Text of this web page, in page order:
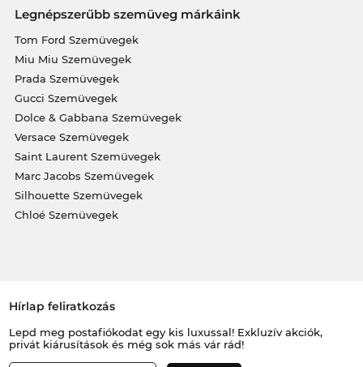
Legnépszerűbb szemüveg márkáink
Tom Ford Szemüvegek
Miu Miu Szemüvegek
Prada Szemüvegek
Gucci Szemüvegek
Dolce & Gabbana Szemüvegek
Versace Szemüvegek
Saint Laurent Szemüvegek
Marc Jacobs Szemüvegek
Silhouette Szemüvegek
Chloé Szemüvegek
Hírlap feliratkozás
Lepd meg postafiókodat egy kis luxussal! Exkluzív akciók,
privát kiárusítások és még sok más vár rád!